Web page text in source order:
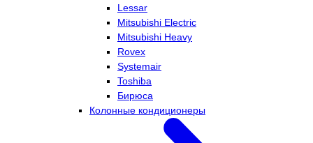
Lessar
Mitsubishi Electric
Mitsubishi Heavy
Rovex
Systemair
Toshiba
Бирюса
Колонные кондиционеры